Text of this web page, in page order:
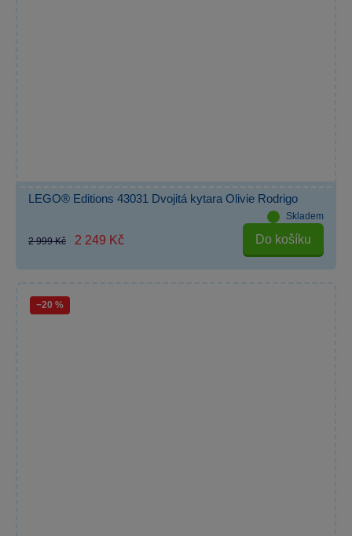
LEGO® Editions 43031 Dvojitá kytara Olivie Rodrigo
Skladem
2 999 Kč 2 249 Kč Do košíku
−20 %